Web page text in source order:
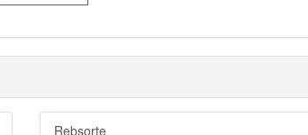
Rebsorte